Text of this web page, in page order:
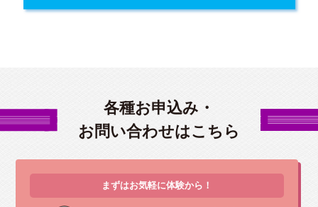
各種お申込み・
お問い合わせはこちら
まずはお気軽に体験から！